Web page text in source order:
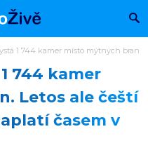
1 744 kamer místo mýtných bran.
744 kamer
Letos ale čeští
časem v